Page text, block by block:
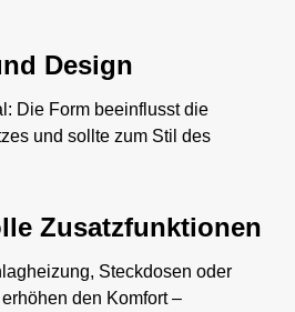
Design
Die Form beeinflusst die
und sollte zum Stil des
Zusatzfunktionen
Steckdosen oder
den Komfort –